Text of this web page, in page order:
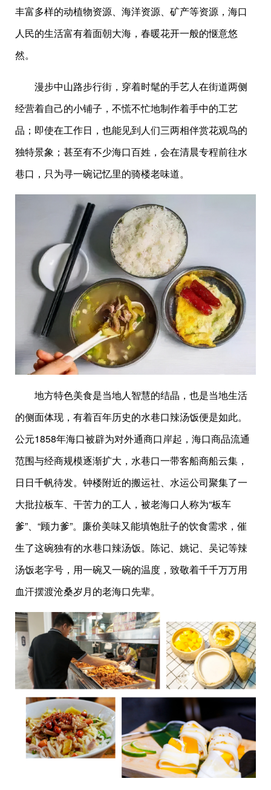
丰富多样的动植物资源、海洋资源、矿产等资源，海口
人民的生活富有着面朝大海，春暖花开一般的惬意悠
然。
漫步中山路步行街，穿着时髦的手艺人在街道两侧
经营着自己的小铺子，不慌不忙地制作着手中的工艺
品；即使在工作日，也能见到人们三两相伴赏花观鸟的
独特景象；甚至有不少海口百姓，会在清晨专程前往水
巷口，只为寻一碗记忆里的骑楼老味道。
地方特色美食是当地人智慧的结晶，也是当地生活
的侧面体现，有着百年历史的水巷口辣汤饭便是如此。
公元1858年海口被辟为对外通商口岸起，海口商品流通
范围与经商规模逐渐扩大，水巷口一带客船商船云集，
日日千帆待发。钟楼附近的搬运社、水运公司聚集了一
大批拉板车、干苦力的工人，被老海口人称为“板车
爹”、“顾力爹”。廉价美味又能填饱肚子的饮食需求，催
生了这碗独有的水巷口辣汤饭。陈记、姚记、吴记等辣
汤饭老字号，用一碗又一碗的温度，致敬着千千万万用
血汗摆渡沧桑岁月的老海口先辈。